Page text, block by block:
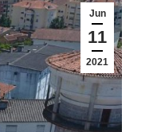
Jun
11
2021